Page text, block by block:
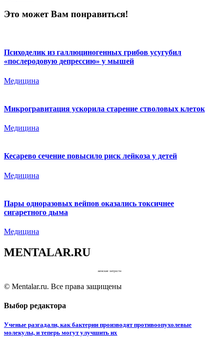
Это может Вам понравиться!
Психоделик из галлюциногенных грибов усугубил
«послеродовую депрессию» у мышей
Медицина
Микрогравитация ускорила старение стволовых клеток
Медицина
Кесарево сечение повысило риск лейкоза у детей
Медицина
Пары одноразовых вейпов оказались токсичнее
сигаретного дыма
Медицина
MENTALAR.RU
женские хитрости
© Mentalar.ru. Все права защищены
Выбор редактора
Ученые разгадали, как бактерии производят противоопухолевые
молекулы, и теперь могут улучшить их